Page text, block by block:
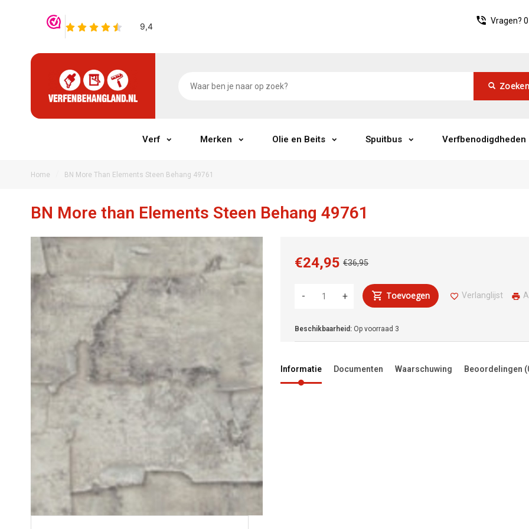
Vragen?
Zoeken
Verf Merken Olie en Beits Spuitbus Verfbenodigdheden
Home BN More Than Elements Steen Behang 49761
BN More than Elements Steen Behang 49761
€36,95
€24,95
+
- Toevoegen Verlanglijst
Beschikbaarheid: Op voorraad 3
Informatie Documenten Waarschuwing Beoordelingen